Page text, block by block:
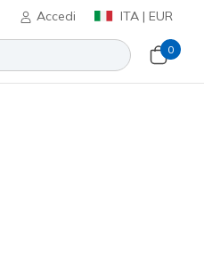
Accedi ITA | EUR
0